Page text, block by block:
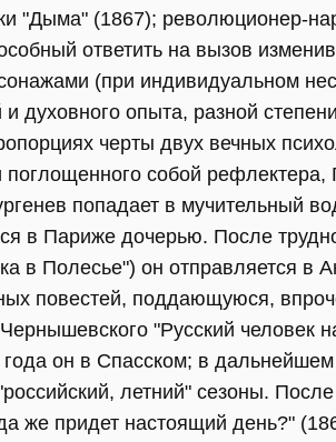
"Дыма" (1867); революционер-
ответить на вызов
(при индивидуальном
духовного опыта, разной
черты двух вечных
поглощенного собой рефлектера,
попадает в мучительный
в Париже дочерью. После
в Полесье") он отправляется в
повестей, поддающуюся,
"Русский человек
он в Спасском; в дальнейшем
летний" сезоны.
же придет настоящий день?"